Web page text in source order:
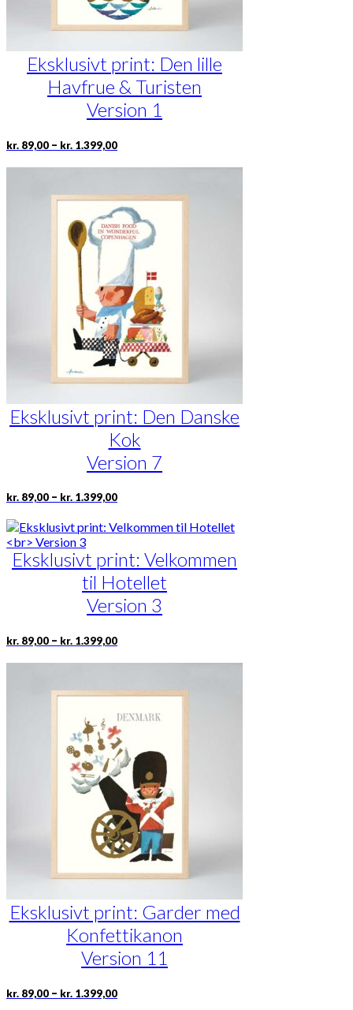
Eksklusivt print: Den lille
Havfrue & Turisten
Version 1
kr. 89,00 – kr. 1.399,00Prisinterval:
til
Dette
varianter.
Mulighederne
kan
vælges
på
varesiden
Eksklusivt print: Den Danske
Kok
Version 7
kr. 89,00 – kr. 1.399,00Prisinterval:
til
kr. 1.399,00
Dette
har
varianter.
Mulighederne
kan
vælges
på
Eksklusivt print: Velkommen
til Hotellet
Version 3
kr. 89,00 – kr. 1.399,00Prisinterval:
til
Dette
varianter.
Mulighederne
kan
vælges
på
varesiden
Eksklusivt print: Garder med
Konfettikanon
Version 11
kr. 89,00 – kr. 1.399,00Prisinterval:
Dette